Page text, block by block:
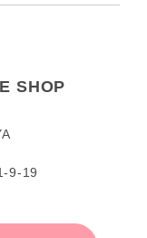
SHOP
9-19